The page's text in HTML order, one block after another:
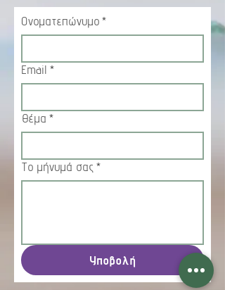
Ονοματεπώνυμο *
Email *
Θέμα *
Το μήνυμά σας *
Υποβολή